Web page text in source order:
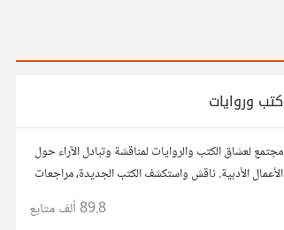
كتب وروايات
مجتمع لعشاق الكتب والروايات لمناقشة وتبادل الآراء حول
الأعمال الأدبية. ناقش واستكشف الكتب الجديدة، مراجعات
الروايات، ومشاركة توصيات القراءة. شارك أفكارك،
نصائحك، وأسئلتك، وتواصل مع قراء آخرين.89.8 ألف متابع